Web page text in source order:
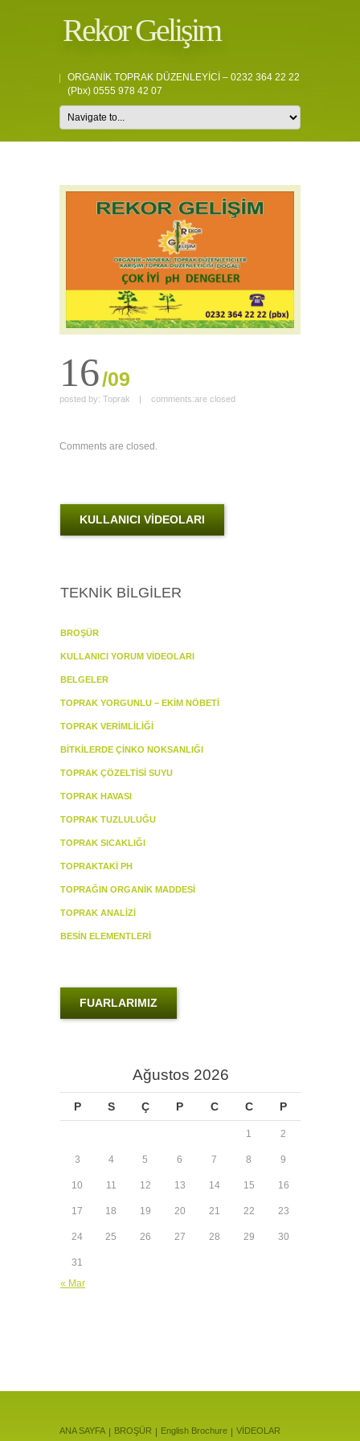
Rekor Gelişim
ORGANİK TOPRAK DÜZENLEYİCİ – 0232 364 22 22
(pbx) 0555 978 42 07
16/09
posted by: Toprak comments:are closed
Comments are closed.
KULLANICI VİDEOLARI
TEKNİK BİLGİLER
BROŞÜR
KULLANICI YORUM VİDEOLARI
BELGELER
TOPRAK YORGUNLU – EKİM NÖBETİ
TOPRAK VERİMLİLİĞİ
BİTKİLERDE ÇİNKO NOKSANLIĞI
TOPRAK ÇÖZELTİSİ SUYU
TOPRAK HAVASI
TOPRAK TUZLULUĞU
TOPRAK SICAKLIĞI
TOPRAKTAKİ PH
TOPRAĞIN ORGANİK MADDESİ
TOPRAK ANALİZİ
BESİN ELEMENTLERİ
FUARLARIMIZ
Ağustos 2026
P S Ç P C C P
1 2
3 4 5 6 7 8 9
10 11 12 13 14 15 16
17 18 19 20 21 22 23
24 25 26 27 28 29 30
31
« Mar
ANA SAYFA BROŞÜR English Brochure VİDEOLAR